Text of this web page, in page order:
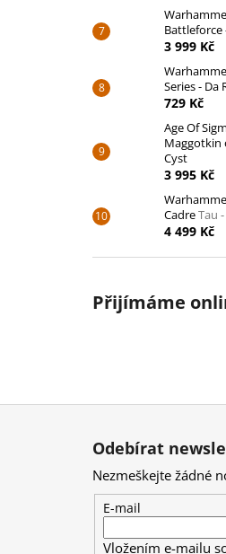
3 999 Kč
Series - Da
729 Kč
Age Of
Maggotkin
Cyst
3 995 Kč
CadreTau
4 499 Kč
Přijímáme
Z
Odebírat
Nezmeškejte žádné
E-mail
Vložením e-mailu